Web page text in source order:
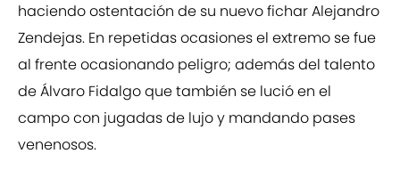
haciendo ostentación de su nuevo fichar Alejandro
Zendejas. En repetidas ocasiones el extremo se fue
al frente ocasionando peligro; además del talento
de Álvaro Fidalgo que también se lució en el
campo con jugadas de lujo y mandando pases
venenosos.